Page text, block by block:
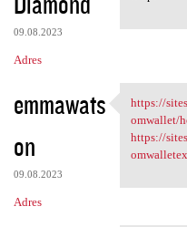
09.08.2023
Adres
emmawats
on
09.08.2023
Adres
https://
https://
omwallet/
https://